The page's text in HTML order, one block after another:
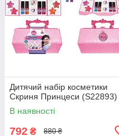
Дитячий набір косметики
Скриня Принцеси (S22893)
В наявності
792 ₴ 880 ₴